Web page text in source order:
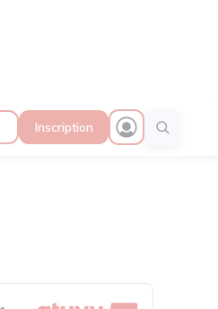
Inscription